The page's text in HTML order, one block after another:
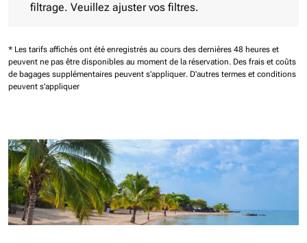
filtrage. Veuillez ajuster vos filtres.
* Les tarifs affichés ont été enregistrés au cours des dernières 48 heures et
peuvent ne pas être disponibles au moment de la réservation. Des frais et coûts
de bagages supplémentaires peuvent s'appliquer. D'autres termes et conditions
peuvent s'appliquer